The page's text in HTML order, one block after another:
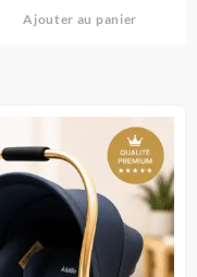
Ajouter au panier